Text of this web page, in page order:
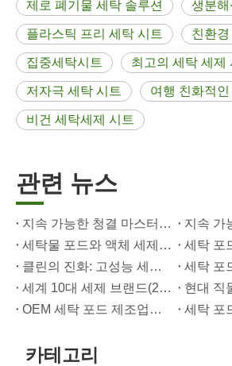
제로 폐기물 세탁 솔루션 생분해
플라스틱 프리 세탁 시트 친환경
집중세탁시트 최고의 세탁 세제
저자극 세탁 시트 여행 친화적인
비건 세탁세제 시트
관련 뉴스
지속 가능한 청결 마스터하기: 친환경 세탁 세제 시트에 대한 전문가 가이드
세탁물 포드와 액체 세제: 귀하의 세탁물에 적합한 선택은 무엇입니까?
클린의 진화: 고성능 세탁 포드가 직물 관리의 글로벌 미래를 정의하는 이유
세계 10대 세제 브랜드(2026) - OEM/자체 상표 브랜드가 경쟁할 수 있는 방법
OEM 세탁 포드 제조업체 가이드: 글로벌 브랜드를 위한 보다 안전한 고성능 세제 포드를 설계하는 방법
카테고리